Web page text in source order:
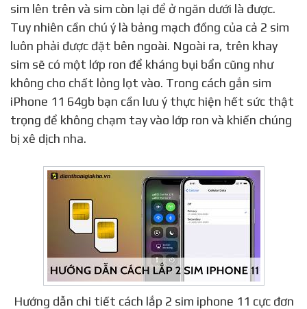
sim lên trên và sim còn lại để ở ngăn dưới là được.
Tuy nhiên cần chú ý là bảng mạch đồng của cả 2 sim
luôn phải được đặt bên ngoài. Ngoài ra, trên khay
sim sẽ có một lớp ron để kháng bụi bẩn cũng như
không cho chất lỏng lọt vào. Trong cách gắn sim
iPhone 11 64gb bạn cần lưu ý thực hiện hết sức thật
trọng để không chạm tay vào lớp ron và khiến chúng
bị xê dịch nha.
Hướng dẫn chi tiết cách lắp 2 sim iphone 11 cực đơn